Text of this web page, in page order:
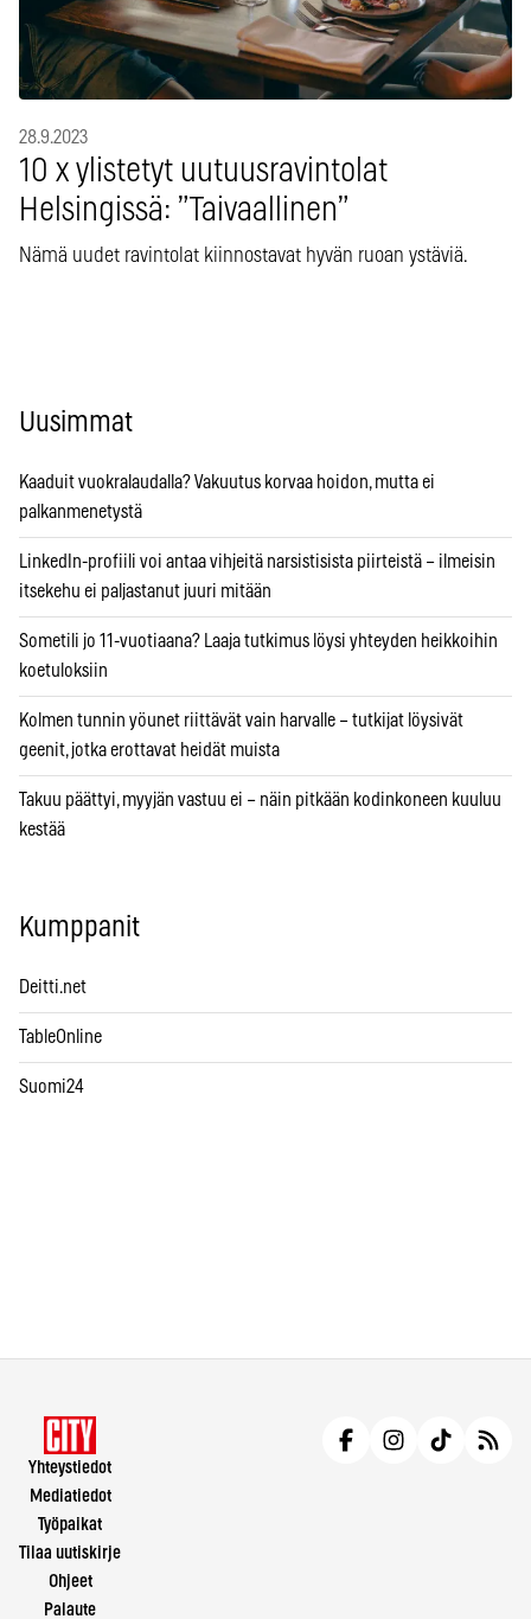
28.9.2023
10 x ylistetyt uutuusravintolat
Helsingissä: ”Taivaallinen”
Nämä uudet ravintolat kiinnostavat hyvän ruoan ystäviä.
Uusimmat
Kaaduit vuokralaudalla? Vakuutus korvaa hoidon, mutta ei
palkanmenetystä
LinkedIn-profiili voi antaa vihjeitä narsistisista piirteistä – ilmeisin
itsekehu ei paljastanut juuri mitään
Sometili jo 11-vuotiaana? Laaja tutkimus löysi yhteyden heikkoihin
koetuloksiin
Kolmen tunnin yöunet riittävät vain harvalle – tutkijat löysivät
geenit, jotka erottavat heidät muista
Takuu päättyi, myyjän vastuu ei – näin pitkään kodinkoneen kuuluu
kestää
Kumppanit
Deitti.net
TableOnline
Suomi24
Yhteystiedot
Mediatiedot
Työpaikat
Tilaa uutiskirje
Ohjeet
Palaute